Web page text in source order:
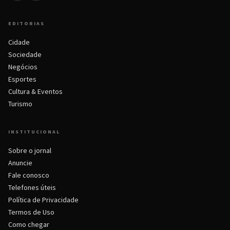
EDITORIAS
Cidade
Sociedade
Negócios
Esportes
Cultura & Eventos
Turismo
INSTITUCIONAL
Sobre o jornal
Anuncie
Fale conosco
Telefones úteis
Política de Privacidade
Termos de Uso
Como chegar